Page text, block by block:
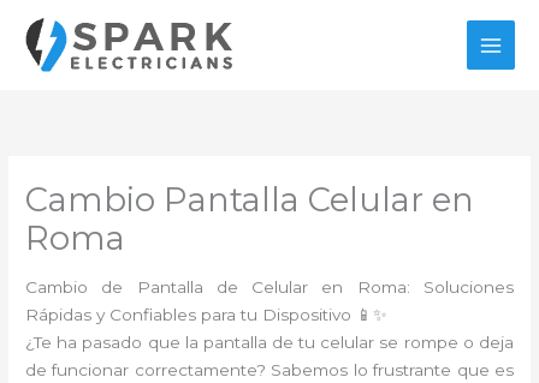
contenido
Cambio Pantalla Celular en
Roma
Cambio de Pantalla de Celular en Roma: Soluciones
Rápidas y Confiables para tu Dispositivo 📱✨
¿Te ha pasado que la pantalla de tu celular se rompe o deja
de funcionar correctamente? Sabemos lo frustrante que es